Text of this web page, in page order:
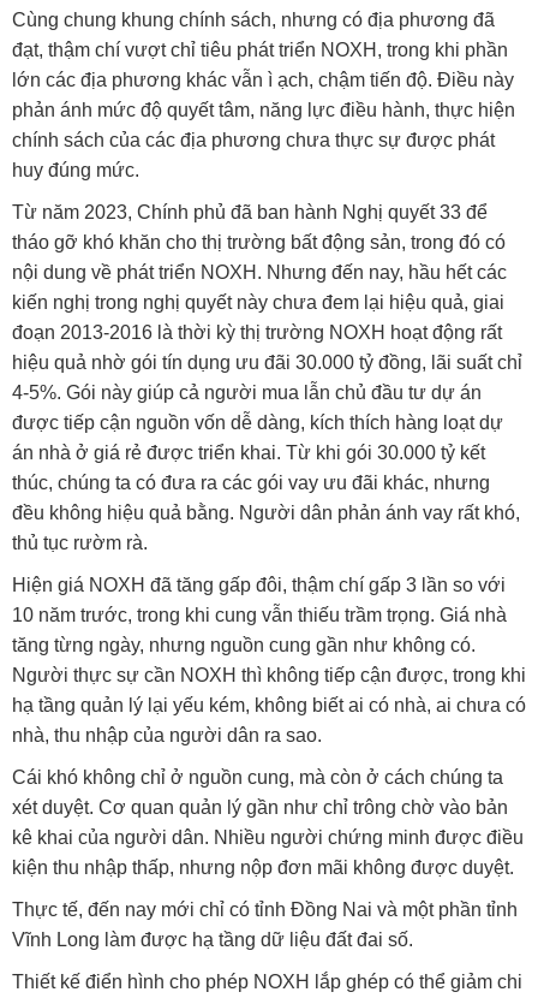
Cùng chung khung chính sách, nhưng có địa phương đã
đạt, thậm chí vượt chỉ tiêu phát triển NOXH, trong khi phần
lớn các địa phương khác vẫn ì ạch, chậm tiến độ. Điều này
phản ánh mức độ quyết tâm, năng lực điều hành, thực hiện
chính sách của các địa phương chưa thực sự được phát
huy đúng mức.
Từ năm 2023, Chính phủ đã ban hành Nghị quyết 33 để
tháo gỡ khó khăn cho thị trường bất động sản, trong đó có
nội dung về phát triển NOXH. Nhưng đến nay, hầu hết các
kiến nghị trong nghị quyết này chưa đem lại hiệu quả, giai
đoạn 2013-2016 là thời kỳ thị trường NOXH hoạt động rất
hiệu quả nhờ gói tín dụng ưu đãi 30.000 tỷ đồng, lãi suất chỉ
4-5%. Gói này giúp cả người mua lẫn chủ đầu tư dự án
được tiếp cận nguồn vốn dễ dàng, kích thích hàng loạt dự
án nhà ở giá rẻ được triển khai. Từ khi gói 30.000 tỷ kết
thúc, chúng ta có đưa ra các gói vay ưu đãi khác, nhưng
đều không hiệu quả bằng. Người dân phản ánh vay rất khó,
thủ tục rườm rà.
Hiện giá NOXH đã tăng gấp đôi, thậm chí gấp 3 lần so với
10 năm trước, trong khi cung vẫn thiếu trầm trọng. Giá nhà
tăng từng ngày, nhưng nguồn cung gần như không có.
Người thực sự cần NOXH thì không tiếp cận được, trong khi
hạ tầng quản lý lại yếu kém, không biết ai có nhà, ai chưa có
nhà, thu nhập của người dân ra sao.
Cái khó không chỉ ở nguồn cung, mà còn ở cách chúng ta
xét duyệt. Cơ quan quản lý gần như chỉ trông chờ vào bản
kê khai của người dân. Nhiều người chứng minh được điều
kiện thu nhập thấp, nhưng nộp đơn mãi không được duyệt.
Thực tế, đến nay mới chỉ có tỉnh Đồng Nai và một phần tỉnh
Vĩnh Long làm được hạ tầng dữ liệu đất đai số.
Thiết kế điển hình cho phép NOXH lắp ghép có thể giảm chi